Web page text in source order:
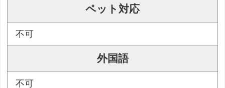
ペット対応
不可
外国語
不可